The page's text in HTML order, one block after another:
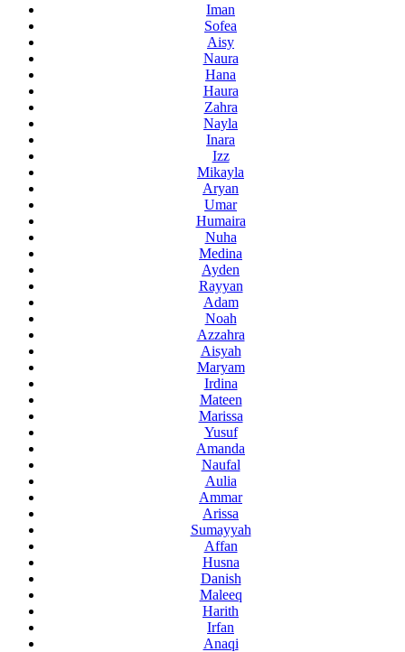
Iman
Sofea
Aisy
Naura
Hana
Haura
Zahra
Nayla
Inara
Izz
Mikayla
Aryan
Umar
Humaira
Nuha
Medina
Ayden
Rayyan
Adam
Noah
Azzahra
Aisyah
Maryam
Irdina
Mateen
Marissa
Yusuf
Amanda
Naufal
Aulia
Ammar
Arissa
Sumayyah
Affan
Husna
Danish
Maleeq
Harith
Irfan
Anaqi